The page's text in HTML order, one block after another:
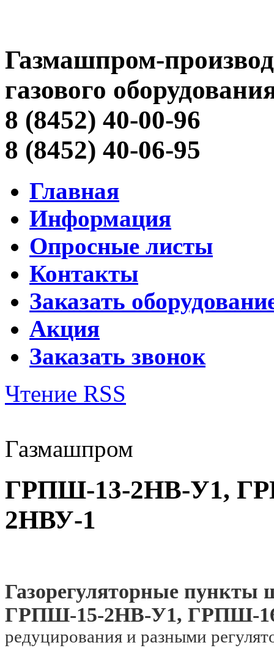
Газмашпром-
газового
8 (8452) 40-00-96
8 (8452) 40-06-95
Главная
Информация
Опросные листы
Контакты
Заказать
Акция
Заказать звонок
Чтение RSS
Газмашпром
ГРПШ-13-2НВ-У1,
2НВУ-1
Газорегуляторные
ГРПШ-15-2НВ-У1, ГРПШ-
редуцирования и разными